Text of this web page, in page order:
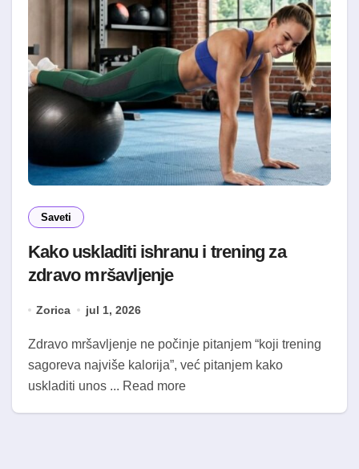
Saveti
Kako uskladiti ishranu i trening za
zdravo mršavljenje
Zorica jul 1, 2026
Zdravo mršavljenje ne počinje pitanjem “koji trening
sagoreva najviše kalorija”, već pitanjem kako
uskladiti unos ... Read more